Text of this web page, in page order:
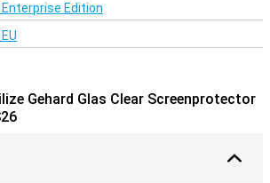
Edition
Gehard Glas Clear Screenprotector